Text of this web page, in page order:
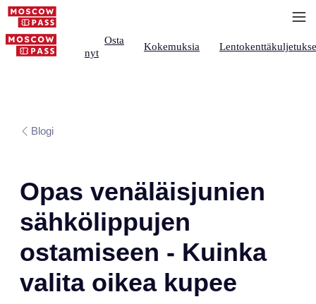
Osta
nyt
Kokemuksia
Blogi
Opas venäläisjunien
sähkölippujen
ostamiseen - Kuinka
valita oikea kupee